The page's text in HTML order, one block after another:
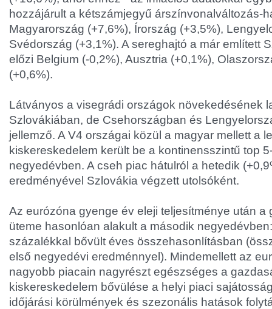
hozzájárult a kétszámjegyű árszínvonalváltozás-
Magyarország (+7,6%), Írország (+3,5%),
Svédország (+3,1%). A sereghajtó a már említett
előzi Belgium (-0,2%), Ausztria (+0,1%),
(+0,6%).
Látványos a visegrádi országok növekedésének
Szlovákiában, de Csehországban és
jellemző. A V4 országai közül a magyar mellett a
kiskereskedelem került be a kontinensszintű top
negyedévben. A cseh piac hátulról a hetedik
eredményével Szlovákia végzett utolsóként.
Az eurózóna gyenge év eleji teljesítménye után a
üteme hasonlóan alakult a második
százalékkal bővült éves összehasonlításban
első negyedévi eredménnyel). Mindemellett az
nagyobb piacain nagyrészt egészséges a
kiskereskedelem bővülése a helyi piaci
időjárási körülmények és szezonális hatások